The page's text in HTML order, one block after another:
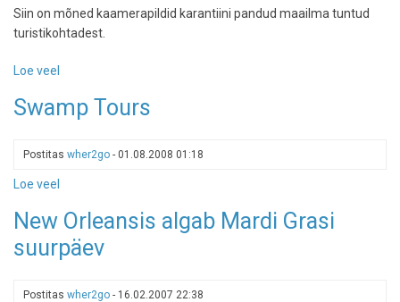
Siin on mõned kaamerapildid karantiini pandud maailma tuntud
turistikohtadest.
Loe veel
seisab
siin
kõigile
tuntud,
inimtühjadest
Swamp Tours
Postitas wher2go - 01.08.2008 01:18
Loe veel
Tours
New Orleansis algab Mardi Grasi
suurpäev
Postitas wher2go - 16.02.2007 22:38